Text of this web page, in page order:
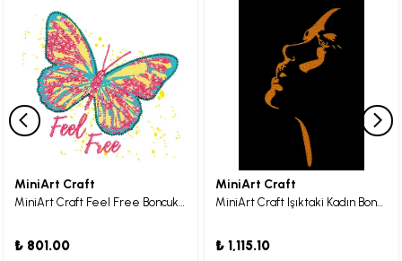
MiniArt Craft
MiniArt Craft Feel Free Boncuk Nakış Seti
₺ 801.00
MiniArt Craft
MiniArt Craft Işıktaki Kadın Boncuk Nakış Seti
₺ 1,115.10